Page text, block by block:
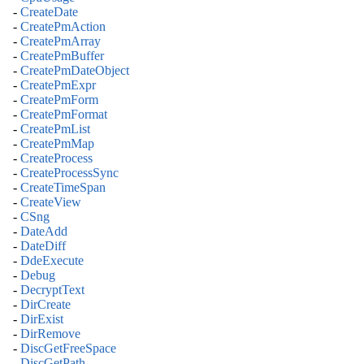
- CreateDate
- CreatePmAction
- CreatePmArray
- CreatePmBuffer
- CreatePmDateObject
- CreatePmExpr
- CreatePmForm
- CreatePmFormat
- CreatePmList
- CreatePmMap
- CreateProcess
- CreateProcessSync
- CreateTimeSpan
- CreateView
- CSng
- DateAdd
- DateDiff
- DdeExecute
- Debug
- DecryptText
- DirCreate
- DirExist
- DirRemove
- DiscGetFreeSpace